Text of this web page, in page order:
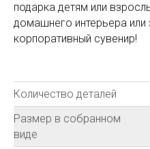
подарка детям или
домашнего интерьера
корпоративный сувенир!
Количество деталей
Размер в собранном
виде